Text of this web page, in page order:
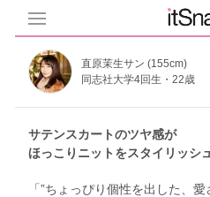
直原茉生サン (155cm)
同志社大学4回生・22歳
サテンスカートのツヤ感が
ほっこりニットをスタイリッシ
「”ちょっぴり個性を出した、